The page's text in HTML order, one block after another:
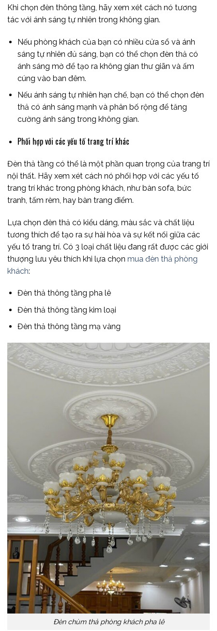
Khi chọn đèn thông tầng, hãy xem xét cách nó tương
tác với ánh sáng tự nhiên trong không gian.
Nếu phòng khách của bạn có nhiều cửa sổ và ánh
sáng tự nhiên đủ sáng, bạn có thể chọn đèn thả có
ánh sáng mờ để tạo ra không gian thư giãn và ấm
cúng vào ban đêm.
Nếu ánh sáng tự nhiên hạn chế, bạn có thể chọn đèn
thả có ánh sáng mạnh và phân bố rộng để tăng
cường ánh sáng trong không gian.
Phối hợp với các yếu tố trang trí khác
Đèn thả tầng có thể là một phần quan trọng của trang trí
nội thất. Hãy xem xét cách nó phối hợp với các yếu tố
trang trí khác trong phòng khách, như bàn sofa, bức
tranh, tấm rèm, hay bàn trang điểm.
Lựa chọn đèn thả có kiểu dáng, màu sắc và chất liệu
tương thích để tạo ra sự hài hòa và sự kết nối giữa các
yếu tố trang trí. Có 3 loại chất liệu đang rất được các giới
thượng lưu yêu thích khi lựa chọn mua đèn thả phòng
khách:
Đèn thả thông tầng pha lê
Đèn thả thông tầng kim loại
Đèn thả thông tầng mạ vàng
Đèn chùm thả phòng khách pha lê